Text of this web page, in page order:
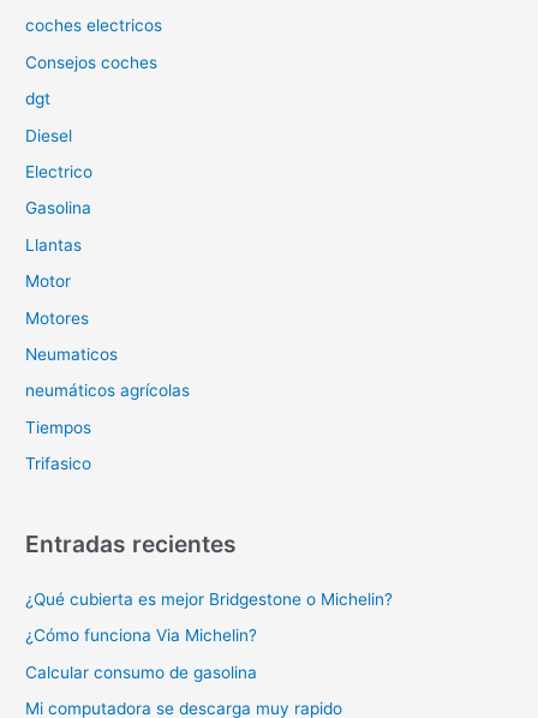
o
coches electricos
Consejos coches
dgt
Diesel
Electrico
Gasolina
Llantas
Motor
Motores
Neumaticos
neumáticos agrícolas
Tiempos
Trifasico
Entradas recientes
¿Qué cubierta es mejor Bridgestone o Michelin?
¿Cómo funciona Via Michelin?
Calcular consumo de gasolina
Mi computadora se descarga muy rapido